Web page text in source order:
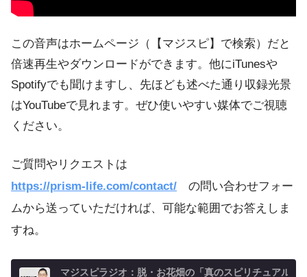
この音声はホームページ（【マジスピ】で検索）だと
倍速再生やダウンロードができます。他にiTunesや
Spotifyでも聞けますし、先ほども述べた通り収録光景
はYouTubeで見れます。ぜひ使いやすい媒体でご視聴
ください。
ご質問やリクエストは
https://prism-life.com/contact/ の問い合わせフォー
ムから送っていただければ、可能な範囲でお答えしま
すね。